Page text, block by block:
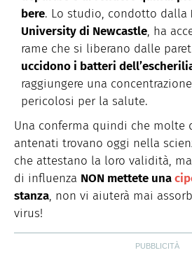
bere. Lo studio, condotto dalla
University di Newcastle, ha
rame che si liberano dalle
uccidono i batteri
raggiungere una
pericolosi per la salute.
Una conferma quindi che molte
antenati trovano oggi nella
che attestano la loro validità,
di influenza NON mettete una
stanza, non vi aiuterà mai
virus!